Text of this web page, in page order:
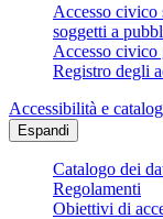
Accesso civico
soggetti a
Accesso civico
Registro degli
Accessibilità e
Espandi
Catalogo dei
Regolamenti
Obiettivi di